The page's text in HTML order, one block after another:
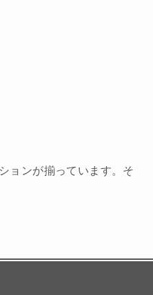
ョンが揃っています。そ